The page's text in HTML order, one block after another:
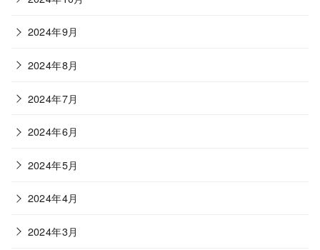
2024年9月
2024年8月
2024年7月
2024年6月
2024年5月
2024年4月
2024年3月